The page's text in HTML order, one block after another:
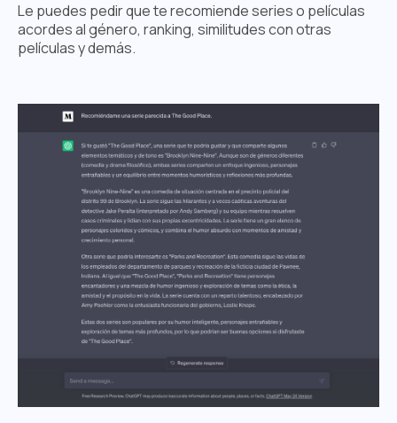
Le puedes pedir que te recomiende series o películas
acordes al género, ranking, similitudes con otras
películas y demás.